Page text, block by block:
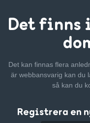
Det finns
Det kan finnas flera
är webbansvarig kan du
så kan du
Registrera en